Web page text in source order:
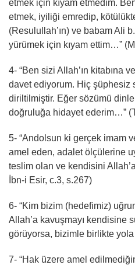
etmek için kıyam etmedim.
etmek, iyiliği emredip,
(Resulullah’ın) ve babam Ali
yürümek için kıyam ettim…”
4- “Ben sizi Allah’ın kitabına
davet ediyorum. Hiç şüphesiz
diriltilmiştir. Eğer sözümü
doğruluğa hidayet ederim…”
5- “Andolsun ki gerçek imam
amel eden, adalet ölçülerine
teslim olan ve kendisini
İbn-i Esir, c.3, s.267)
6- “Kim bizim (hedefimiz)
Allah’a kavuşmayı kendisine
görüyorsa, bizimle birlikte yola
7- “Hak üzere amel